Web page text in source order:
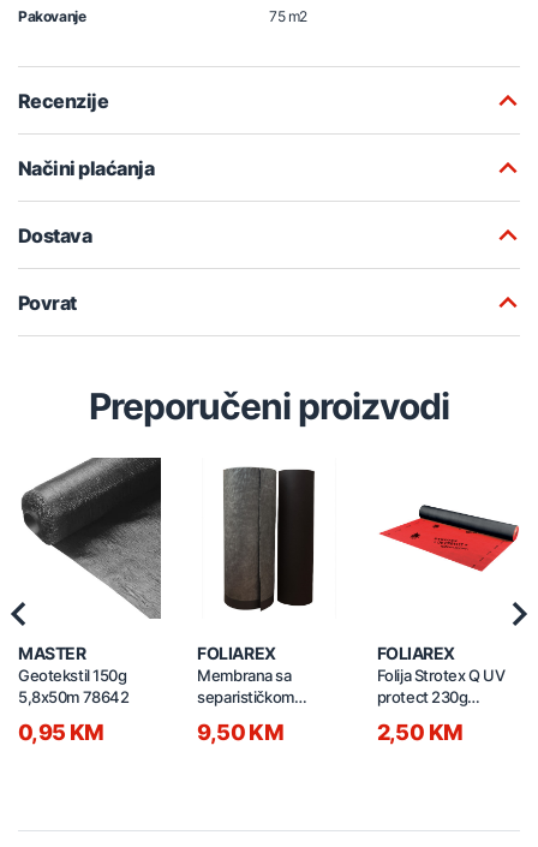
Pakovanje
75 m2
Recenzije
Načini plaćanja
Dostava
Povrat
Preporučeni proizvodi
MASTER
Geotekstil 150g
5,8x50m 78642
0,95 KM
FOLIAREX
Membrana sa
separističkom
(37,5m2 )
9,50 KM
FOLIAREX
Folija Strotex Q UV
protect 230g
2,50 KM